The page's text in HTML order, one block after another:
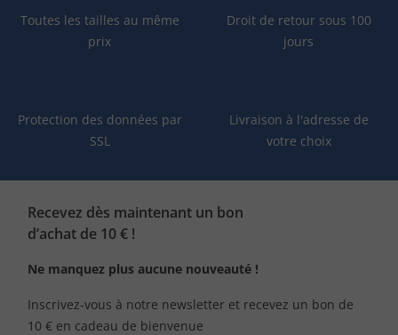
Toutes les tailles au même
prix
Droit de retour sous 100
jours
Protection des données par
SSL
Livraison à l'adresse de
votre choix
Recevez dès maintenant un bon
d’achat de 10 € !
Ne manquez plus aucune nouveauté !
Inscrivez-vous à notre newsletter et recevez un bon de
10 € en cadeau de bienvenue